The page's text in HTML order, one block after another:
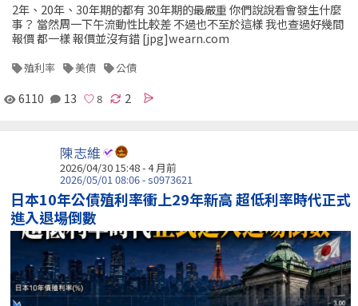
2年、20年、30年期的都有 30年期的最嚴重 你們說說看會發生什麼
事？ 當然周一下午流動性比較差 不過也不至於這樣 我也查過好幾間
報價 都一樣 報價並沒有錯 [jpg]wearn.com
殖利率 美債 公債
6110 13 2
陳志維
2026/04/30 15:48 - 4 月前
2026/05/01 08:06 - s0973621
日本10年公債殖利率衝上29年新高 超低利率時代正式
進入退場倒數